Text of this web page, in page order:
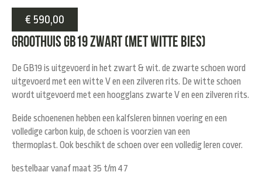
€ 590,00
Groothuis GB19 zwart (met witte bies)
De GB19 is uitgevoerd in het zwart & wit. de zwarte schoen word
uitgevoerd met een witte V en een zilveren rits. De witte schoen
wordt uitgevoerd met een hoogglans zwarte V en een zilveren rits.
Beide schoenenen hebben een kalfsleren binnen voering en een
volledige carbon kuip, de schoen is voorzien van een
thermoplast. Ook beschikt de schoen over een volledig leren cover.
bestelbaar vanaf maat 35 t/m 47